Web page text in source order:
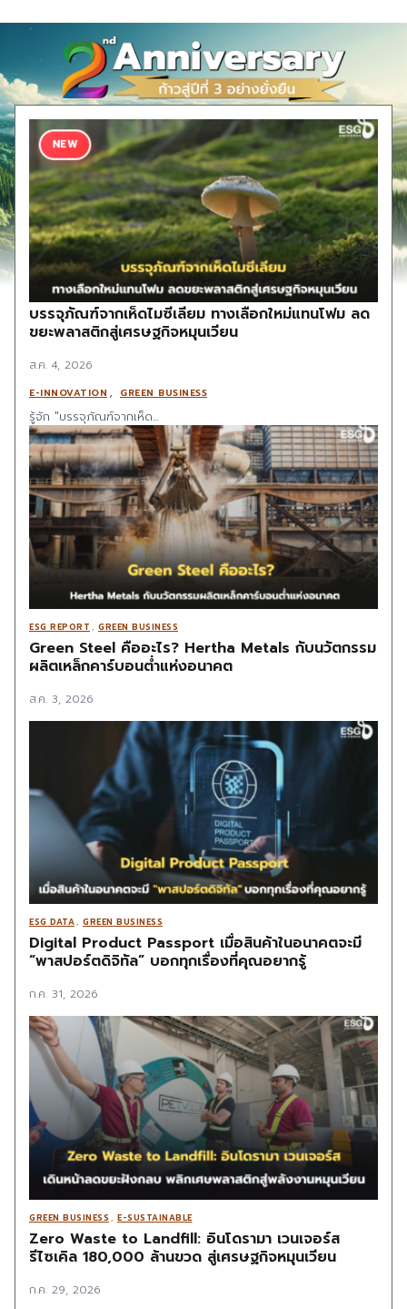
NEW
บรรจุภัณฑ์จากเห็ดไมซีเลียม ทางเลือกใหม่แทนโฟม ลด
ขยะพลาสติกสู่เศรษฐกิจหมุนเวียน
ส.ค. 4, 2026
E-INNOVATION , GREEN BUSINESS
รู้จัก "บรรจุภัณฑ์จากเห็ด...
ESG REPORT , GREEN BUSINESS
Green Steel คืออะไร? Hertha Metals กับนวัตกรรม
ผลิตเหล็กคาร์บอนต่ำแห่งอนาคต
ส.ค. 3, 2026
ESG DATA, GREEN BUSINESS
Digital Product Passport เมื่อสินค้าในอนาคตจะมี
“พาสปอร์ตดิจิทัล” บอกทุกเรื่องที่คุณอยากรู้
ก.ค. 31, 2026
GREEN BUSINESS , E-SUSTAINABLE
Zero Waste to Landfill: อินโดรามา เวนเจอร์ส
รีไซเคิล 180,000 ล้านขวด สู่เศรษฐกิจหมุนเวียน
ก.ค. 29, 2026